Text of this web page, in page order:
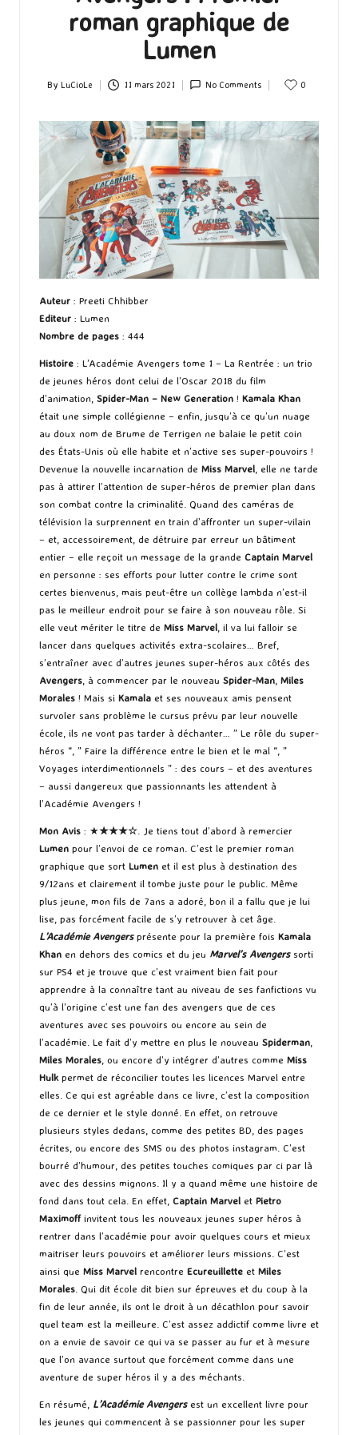
roman graphique de
Lumen
Posted
By LuCioLe 11 mars 2021 No Comments 0
Auteur : Preeti Chhibber
Editeur : Lumen
Nombre de pages : 444
Histoire : L’Académie Avengers tome 1 – La Rentrée : un trio
de jeunes héros dont celui de l’Oscar 2018 du film
d’animation, Spider-Man – New Generation ! Kamala Khan
était une simple collégienne – enfin, jusqu’à ce qu’un nuage
au doux nom de Brume de Terrigen ne balaie le petit coin
des États-Unis où elle habite et n’active ses super-pouvoirs !
Devenue la nouvelle incarnation de Miss Marvel, elle ne tarde
pas à attirer l’attention de super-héros de premier plan dans
son combat contre la criminalité. Quand des caméras de
télévision la surprennent en train d’affronter un super-vilain
– et, accessoirement, de détruire par erreur un bâtiment
entier – elle reçoit un message de la grande Captain Marvel
en personne : ses efforts pour lutter contre le crime sont
certes bienvenus, mais peut-être un collège lambda n’est-il
pas le meilleur endroit pour se faire à son nouveau rôle. Si
elle veut mériter le titre de Miss Marvel, il va lui falloir se
lancer dans quelques activités extra-scolaires… Bref,
s’entraîner avec d’autres jeunes super-héros aux côtés des
Avengers, à commencer par le nouveau Spider-Man, Miles
Morales ! Mais si Kamala et ses nouveaux amis pensent
survoler sans problème le cursus prévu par leur nouvelle
école, ils ne vont pas tarder à déchanter… ” Le rôle du super-
héros “, ” Faire la différence entre le bien et le mal “, ”
Voyages interdimentionnels ” : des cours – et des aventures
– aussi dangereux que passionnants les attendent à
l’Académie Avengers !
Mon Avis : ★★★★☆. Je tiens tout d’abord à remercier
Lumen pour l’envoi de ce roman. C’est le premier roman
graphique que sort Lumen et il est plus à destination des
9/12ans et clairement il tombe juste pour le public. Même
plus jeune, mon fils de 7ans a adoré, bon il a fallu que je lui
lise, pas forcément facile de s’y retrouver à cet âge.
L’Académie Avengersprésente pour la première fois Kamala
Khan en dehors des comics et du jeu Marvel’s Avengerssorti
sur PS4 et je trouve que c’est vraiment bien fait pour
apprendre à la connaître tant au niveau de ses fanfictions vu
qu’à l’origine c’est une fan des avengers que de ces
aventures avec ses pouvoirs ou encore au sein de
l’académie. Le fait d’y mettre en plus le nouveau Spiderman,
Miles Morales, ou encore d’y intégrer d’autres comme Miss
Hulkpermet de réconcilier toutes les licences Marvel entre
elles. Ce qui est agréable dans ce livre, c’est la composition
de ce dernier et le style donné. En effet, on retrouve
plusieurs styles dedans, comme des petites BD, des pages
écrites, ou encore des SMS ou des photos instagram. C’est
bourré d’humour, des petites touches comiques par ci par là
avec des dessins mignons. Il y a quand même une histoire de
fond dans tout cela. En effet, Captain Marvel et Pietro
Maximoffinvitent tous les nouveaux jeunes super héros à
rentrer dans l’académie pour avoir quelques cours et mieux
maitriser leurs pouvoirs et améliorer leurs missions. C’est
ainsi que Miss Marvel rencontre Ecureuillette et Miles
Morales. Qui dit école dit bien sur épreuves et du coup à la
fin de leur année, ils ont le droit à un décathlon pour savoir
quel team est la meilleure. C’est assez addictif comme livre et
on a envie de savoir ce qui va se passer au fur et à mesure
que l’on avance surtout que forcément comme dans une
aventure de super héros il y a des méchants.
En résumé, L’Académie Avengersest un excellent livre pour
les jeunes qui commencent à se passionner pour les super